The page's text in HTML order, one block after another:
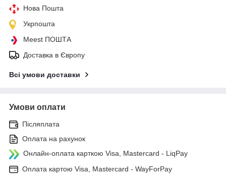
Нова Пошта
Укрпошта
Meest ПОШТА
Доставка в Європу
Всі умови доставки
Умови оплати
Післяплата
Оплата на рахунок
Онлайн-оплата карткою Visa, Mastercard - LiqPay
Оплата картою Visa, Mastercard - WayForPay